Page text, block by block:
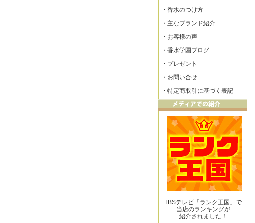
・ 香水のつけ方
・ 主なブランド紹介
・ お客様の声
・ 香水学園ブログ
・ プレゼント
・ お問い合せ
・ 特定商取引に基づく表記
TBSテレビ「ランク王国」で
当店のランキングが
紹介されました！